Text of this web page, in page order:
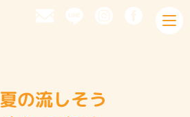
夏の流しそう